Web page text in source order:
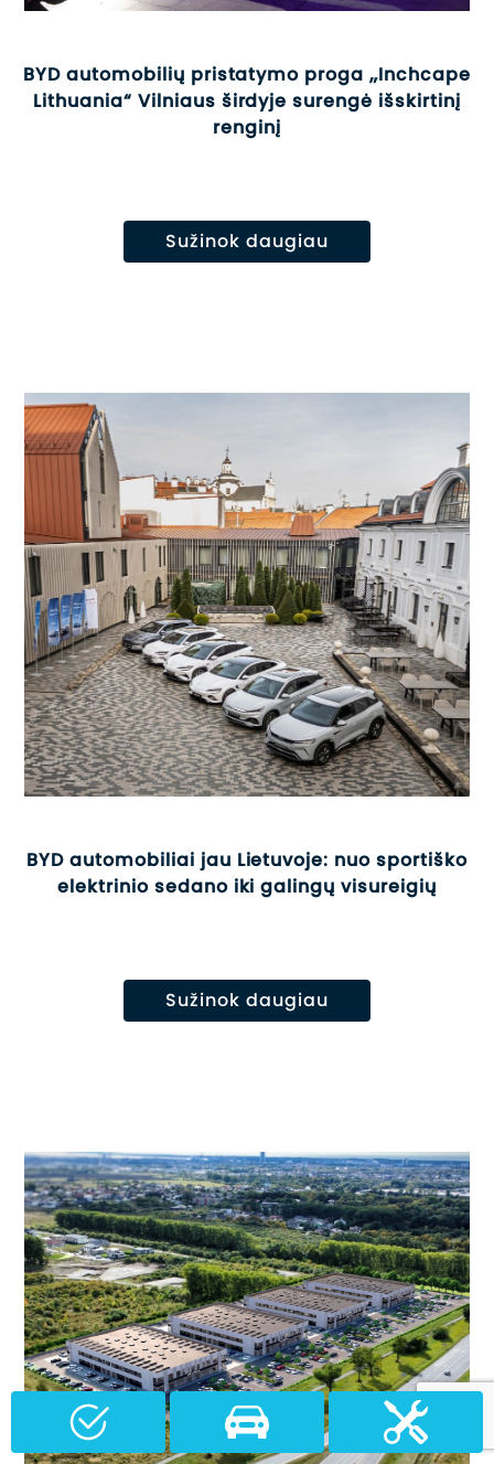
BYD automobilių pristatymo proga „Inchcape
Lithuania“ Vilniaus širdyje surengė išskirtinį
renginį
Sužinok daugiau
BYD automobiliai jau Lietuvoje: nuo sportiško
elektrinio sedano iki galingų visureigių
Sužinok daugiau